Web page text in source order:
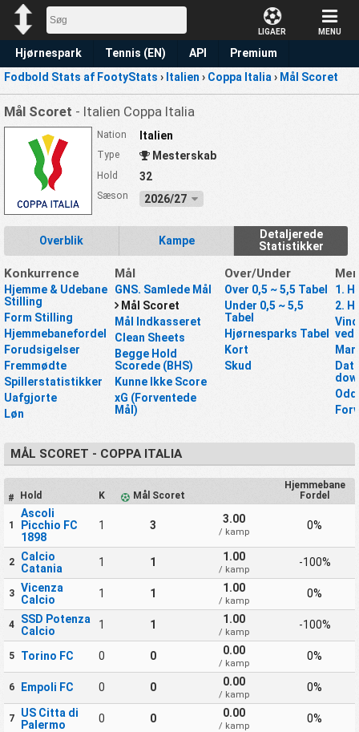
LIGAER MENU
Hjørnespark Tennis (EN) API Premium
Forudsigelse
Fodbold Stats af FootyStats › Italien › Coppa Italia › Mål Scoret
Mål Scoret - Italien Coppa Italia
Nation Italien
Type Mesterskab
Hold 32
Sæson 2026/27
Overblik Kampe
Detaljerede
Statistikker
Konkurrence
Hjemme & Udebane
Stilling
Form Stilling
Hjemmebanefordel
Forudsigelser
Fremmødte
Spillerstatistikker
Uafgjorte
Løn
Mål
GNS. Samlede Mål
Mål Scoret
Mål Indkasseret
Clean Sheets
Begge Hold
Scorede (BHS)
Kunne Ikke Score
xG (Forventede
Mål)
Over/Under
Over 0,5 ~ 5,5 Tabel
Under 0,5 ~ 5,5
Tabel
Hjørnesparks Tabel
Kort
Skud
1.
2.
ved
MÅL SCORET - COPPA ITALIA
# Hold K Mål Scoret
Hjemmebane
Fordel
1
Ascoli
Picchio FC
1898
1 3 3.00
/ kamp
0%
2
Calcio
Catania
1 1 1.00
/ kamp
-100%
3
Vicenza
Calcio
1 1 1.00
/ kamp
0%
4
SSD Potenza
Calcio
1 1 1.00
/ kamp
-100%
5 Torino FC 0 0 0.00
/ kamp
0%
6 Empoli FC 0 0 0.00
/ kamp
0%
7
US Citta di
Palermo
0 0 0.00
/ kamp
0%